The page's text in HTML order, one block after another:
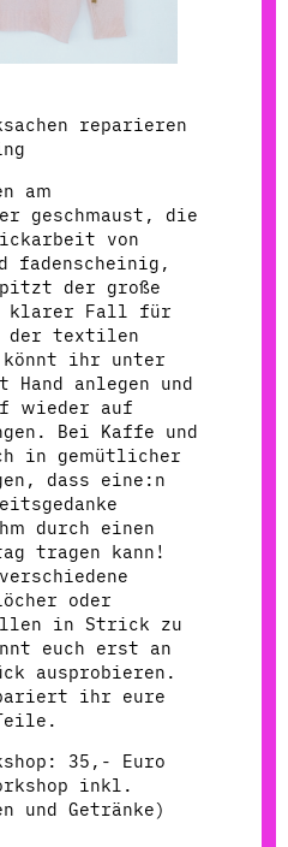
reparieren
am
geschmaust, die
von
fadenscheinig,
der große
klarer Fall für
der textilen
könnt ihr unter
anlegen und
wieder auf
Bei Kaffe und
in gemütlicher
dass eine:n
durch einen
tragen kann!
oder
in Strick zu
euch erst an
ausprobieren.
ihr eure
35,- Euro
inkl.
und Getränke)